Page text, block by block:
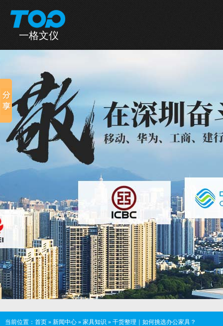
一格文仪
当前位置： 首页 » 新闻中心 » 家具知识 » 干货整理｜如何挑选办公家具？